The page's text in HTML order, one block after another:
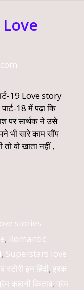
Love
Love story
18 में पढ़ा कि
पर सार्थक ने उसे
भी सारे काम सौंप
वो खाता नहीं ,
stories
, Romantic
, Superstars love
इन हिंदी, इश्क
कहानी किताब, प्रेम